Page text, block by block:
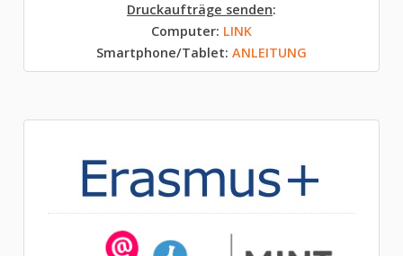
Druckaufträge senden:
Computer: LINK
Smartphone/Tablet: ANLEITUNG